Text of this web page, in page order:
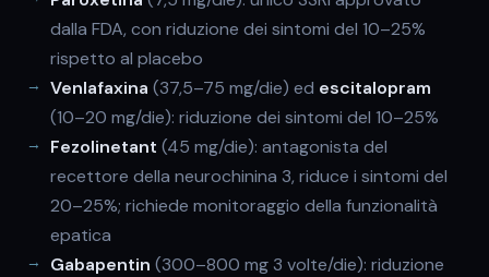
dalla FDA, con riduzione dei sintomi del 10–25%
rispetto al placebo
Venlafaxina (37,5–75 mg/die) ed escitalopram
(10–20 mg/die): riduzione dei sintomi del 10–25%
Fezolinetant (45 mg/die): antagonista del
recettore della neurochinina 3, riduce i sintomi del
20–25%; richiede monitoraggio della funzionalità
epatica
Gabapentin (300–800 mg 3 volte/die): riduzione